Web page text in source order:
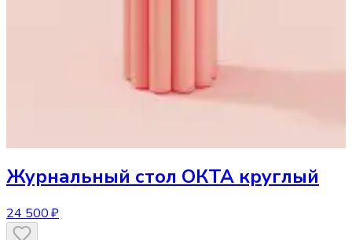
Журнальный стол ОКТА круглый
24 500 ₽